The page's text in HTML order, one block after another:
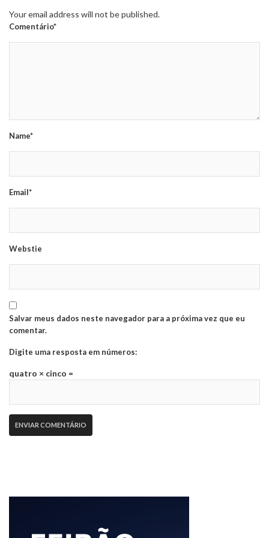
Your email address will not be published.
Comentário*
Name*
Email*
Webstie
Salvar meus dados neste navegador para a próxima vez que eu
comentar.
Digite uma resposta em números:
quatro × cinco =